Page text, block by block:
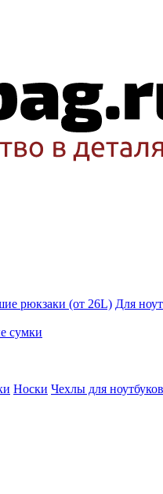
рюкзаки (от 26L) Для
сумки
Носки Чехлы для ноутбуков